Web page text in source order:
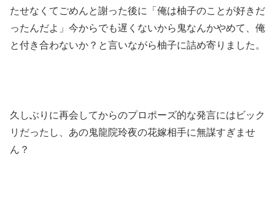
たせなくてごめんと謝った後に「俺は柚子のことが好きだ
ったんだよ」今からでも遅くないから鬼なんかやめて、俺
と付き合わないか？と言いながら柚子に詰め寄りました。
久しぶりに再会してからのプロポーズ的な発言にはビック
リだったし、あの鬼龍院玲夜の花嫁相手に無謀すぎませ
ん？